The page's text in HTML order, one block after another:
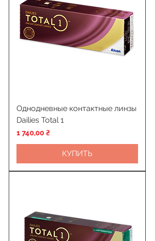
Однодневные контактные линзы
Dailies Total 1
Цена
1 740,00 ₴
КУПИТЬ